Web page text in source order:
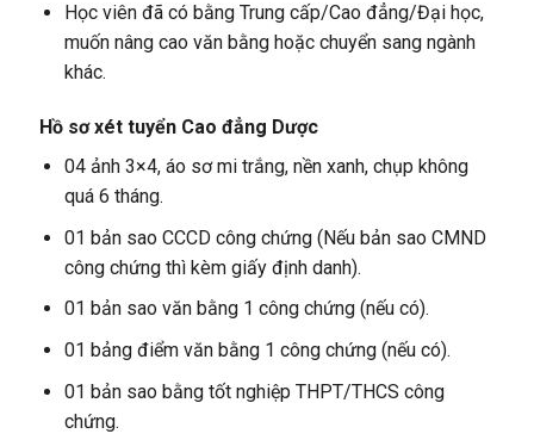
Học viên đã có bằng Trung cấp/Cao đẳng/Đại học,
muốn nâng cao văn bằng hoặc chuyển sang ngành
khác.
Hồ sơ xét tuyển Cao đẳng Dược
04 ảnh 3×4, áo sơ mi trắng, nền xanh, chụp không
quá 6 tháng.
01 bản sao CCCD công chứng (Nếu bản sao CMND
công chứng thì kèm giấy định danh).
01 bản sao văn bằng 1 công chứng (nếu có).
01 bảng điểm văn bằng 1 công chứng (nếu có).
01 bản sao bằng tốt nghiệp THPT/THCS công
chứng.